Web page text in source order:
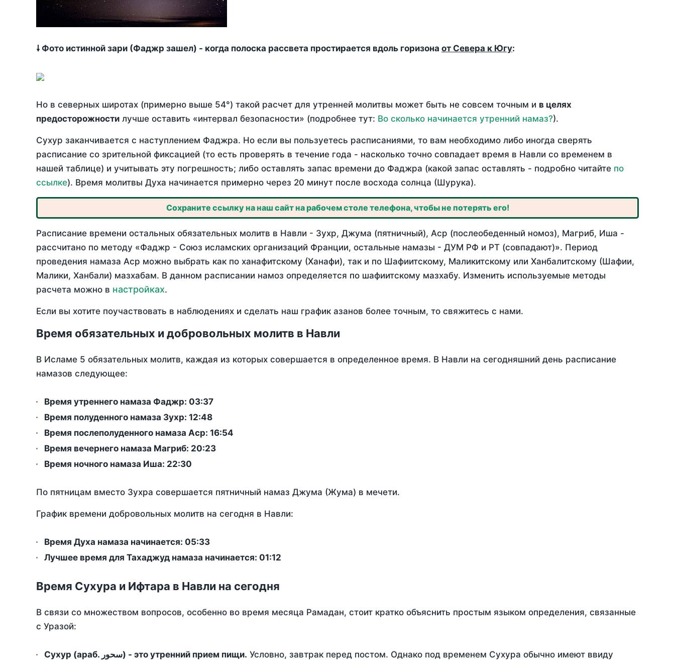
🠗 Фото истинной зари (Фаджр зашел) - когда полоска рассвета простирается вдоль горизона от Севера к Югу:
Но в северных широтах (примерно выше 54°) такой расчет для утренней молитвы может быть не совсем точным и в целях
предосторожности лучше оставить «интервал безопасности» (подробнее тут: Во сколько начинается утренний намаз?).
Сухур заканчивается с наступлением Фаджра. Но если вы пользуетесь расписаниями, то вам необходимо либо иногда сверять
расписание со зрительной фиксацией (то есть проверять в течение года - насколько точно совпадает время в Навли со временем в
нашей таблице) и учитывать эту погрешность; либо оставлять запас времени до Фаджра (какой запас оставлять - подробно читайте по
ссылке). Время молитвы Духа начинается примерно через 20 минут после восхода солнца (Шурука).
Сохраните ссылку на наш сайт на рабочем столе телефона, чтобы не потерять его!
Расписание времени остальных обязательных молитв в Навли - Зухр, Джума (пятничный), Аср (послеобеденный номоз), Магриб, Иша -
рассчитано по методу «Фаджр - Союз исламских организаций Франции, остальные намазы - ДУМ РФ и РТ (совпадают)». Период
проведения намаза Аср можно выбрать как по ханафитскому (Ханафи), так и по Шафиитскому, Маликитскому или Ханбалитскому (Шафии,
Малики, Ханбали) мазхабам. В данном расписании намоз определяется по шафиитскому мазхабу. Изменить используемые методы
расчета можно в настройках.
Если вы хотите поучаствовать в наблюдениях и сделать наш график азанов более точным, то свяжитесь с нами.
Время обязательных и добровольных молитв в Навли
В Исламе 5 обязательных молитв, каждая из которых совершается в определенное время. В Навли на сегодняшний день расписание
намазов следующее:
Время утреннего намаза Фаджр: 03:37
Время полуденного намаза Зухр: 12:48
Время послеполуденного намаза Аср: 16:54
Время вечернего намаза Магриб: 20:23
Время ночного намаза Иша: 22:30
По пятницам вместо Зухра совершается пятничный намаз Джума (Жума) в мечети.
График времени добровольных молитв на сегодня в Навли:
Время Духа намаза начинается: 05:33
Лучшее время для Тахаджуд намаза начинается: 01:12
Время Сухура и Ифтара в Навли на сегодня
В связи со множеством вопросов, особенно во время месяца Рамадан, стоит кратко объяснить простым языком определения, связанные
с Уразой:
Сухур (араб. سحور) - это утренний прием пищи. Условно, завтрак перед постом. Однако под временем Сухура обычно имеют ввиду